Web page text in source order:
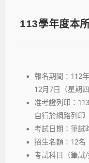
113學年度本
報名期間：112
12月7日（星期
准考證列印：
自行於網路列印
考試日期：筆試
招生名額：12名
考試科目（筆試/